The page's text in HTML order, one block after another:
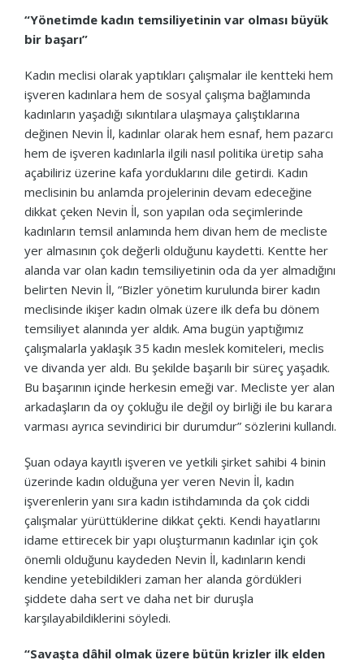
“Yönetimde kadın temsiliyetinin var olması büyük
bir başarı”
Kadın meclisi olarak yaptıkları çalışmalar ile kentteki hem
işveren kadınlara hem de sosyal çalışma bağlamında
kadınların yaşadığı sıkıntılara ulaşmaya çalıştıklarına
değinen Nevin İl, kadınlar olarak hem esnaf, hem pazarcı
hem de işveren kadınlarla ilgili nasıl politika üretip saha
açabiliriz üzerine kafa yorduklarını dile getirdi. Kadın
meclisinin bu anlamda projelerinin devam edeceğine
dikkat çeken Nevin İl, son yapılan oda seçimlerinde
kadınların temsil anlamında hem divan hem de mecliste
yer almasının çok değerli olduğunu kaydetti. Kentte her
alanda var olan kadın temsiliyetinin oda da yer almadığını
belirten Nevin İl, “Bizler yönetim kurulunda birer kadın
meclisinde ikişer kadın olmak üzere ilk defa bu dönem
temsiliyet alanında yer aldık. Ama bugün yaptığımız
çalışmalarla yaklaşık 35 kadın meslek komiteleri, meclis
ve divanda yer aldı. Bu şekilde başarılı bir süreç yaşadık.
Bu başarının içinde herkesin emeği var. Mecliste yer alan
arkadaşların da oy çokluğu ile değil oy birliği ile bu karara
varması ayrıca sevindirici bir durumdur” sözlerini kullandı.
Şuan odaya kayıtlı işveren ve yetkili şirket sahibi 4 binin
üzerinde kadın olduğuna yer veren Nevin İl, kadın
işverenlerin yanı sıra kadın istihdamında da çok ciddi
çalışmalar yürüttüklerine dikkat çekti. Kendi hayatlarını
idame ettirecek bir yapı oluşturmanın kadınlar için çok
önemli olduğunu kaydeden Nevin İl, kadınların kendi
kendine yetebildikleri zaman her alanda gördükleri
şiddete daha sert ve daha net bir duruşla
karşılayabildiklerini söyledi.
“Savaşta dâhil olmak üzere bütün krizler ilk elden